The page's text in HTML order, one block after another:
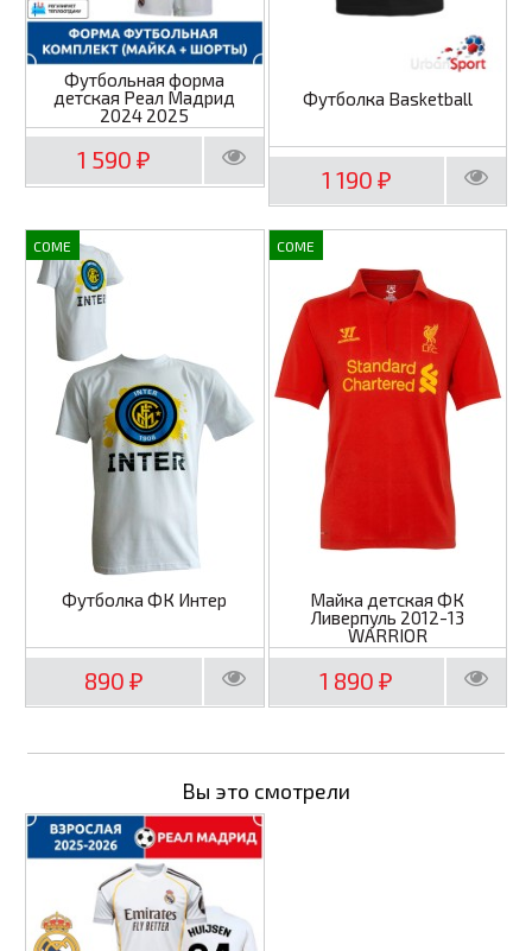
Футбольная форма
детская Реал Мадрид
2024 2025
1 590 ₽
Футболка Basketball
1 190 ₽
COME
Футболка ФК Интер
890 ₽
COME
Майка детская ФК
Ливерпуль 2012-13
WARRIOR
1 890₽
Вы это смотрели